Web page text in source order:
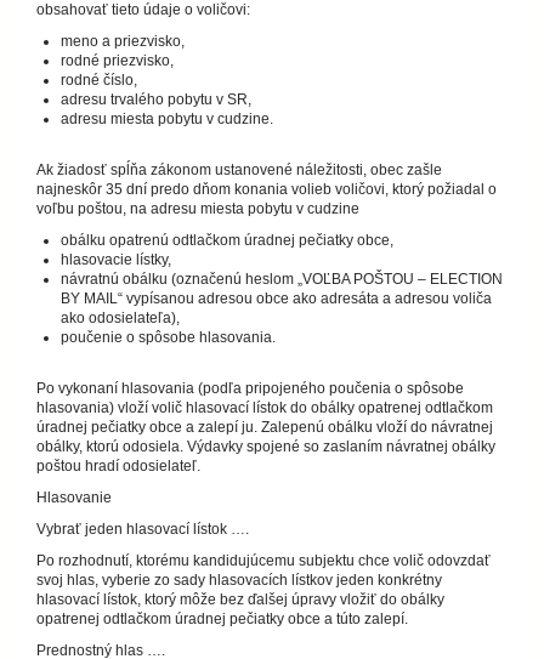
obsahovať tieto údaje o voličovi:
meno a priezvisko,
rodné priezvisko,
rodné číslo,
adresu trvalého pobytu v SR,
adresu miesta pobytu v cudzine.
Ak žiadosť spĺňa zákonom ustanovené náležitosti, obec zašle
najneskôr 35 dní predo dňom konania volieb voličovi, ktorý požiadal o
voľbu poštou, na adresu miesta pobytu v cudzine
obálku opatrenú odtlačkom úradnej pečiatky obce,
hlasovacie lístky,
návratnú obálku (označenú heslom „VOĽBA POŠTOU – ELECTION
BY MAIL“ vypísanou adresou obce ako adresáta a adresou voliča
ako odosielateľa),
poučenie o spôsobe hlasovania.
Po vykonaní hlasovania (podľa pripojeného poučenia o spôsobe
hlasovania) vloží volič hlasovací lístok do obálky opatrenej odtlačkom
úradnej pečiatky obce a zalepí ju. Zalepenú obálku vloží do návratnej
obálky, ktorú odosiela. Výdavky spojené so zaslaním návratnej obálky
poštou hradí odosielateľ.
Hlasovanie
Vybrať jeden hlasovací lístok ….
Po rozhodnutí, ktorému kandidujúcemu subjektu chce volič odovzdať
svoj hlas, vyberie zo sady hlasovacích lístkov jeden konkrétny
hlasovací lístok, ktorý môže bez ďalšej úpravy vložiť do obálky
opatrenej odtlačkom úradnej pečiatky obce a túto zalepí.
Prednostný hlas ….